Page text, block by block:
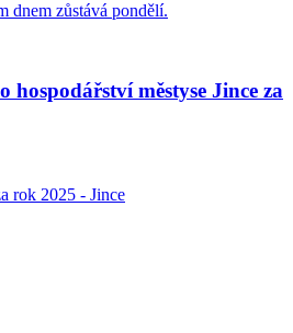
dnem zůstává pondělí.
hospodářství městyse Jince za
rok 2025 - Jince